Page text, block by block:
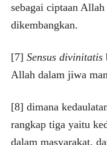
sebagai ciptaan
dikembangkan.
[7] Sensus divinitatis
Allah dalam jiwa
[8] dimana
rangkap tiga yaitu
dalam masyarakat,